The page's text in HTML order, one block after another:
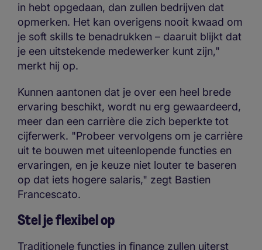
in hebt opgedaan, dan zullen bedrijven dat
opmerken. Het kan overigens nooit kwaad om
je soft skills te benadrukken – daaruit blijkt dat
je een uitstekende medewerker kunt zijn,"
merkt hij op.
Kunnen aantonen dat je over een heel brede
ervaring beschikt, wordt nu erg gewaardeerd,
meer dan een carrière die zich beperkte tot
cijferwerk. "Probeer vervolgens om je carrière
uit te bouwen met uiteenlopende functies en
ervaringen, en je keuze niet louter te baseren
op dat iets hogere salaris," zegt Bastien
Francescato.
Stel je flexibel op
Traditionele functies in finance zullen uiterst